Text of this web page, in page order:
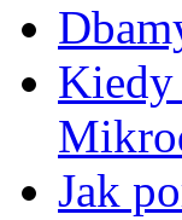
Kiedy
Jak